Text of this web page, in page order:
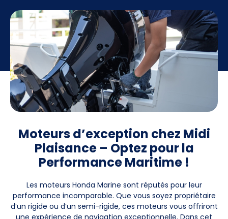
Moteurs d’exception chez Midi
Plaisance – Optez pour la
Performance Maritime !
Les moteurs Honda Marine sont réputés pour leur
performance incomparable. Que vous soyez propriétaire
d’un rigide ou d’un semi-rigide, ces moteurs vous offriront
une expérience de navigation exceptionnelle. Dans cet